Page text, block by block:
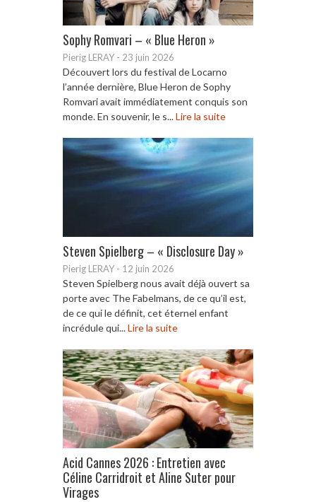
Sophy Romvari – « Blue Heron »
Pierig LERAY - 23 juin 2026
Découvert lors du festival de Locarno
l’année dernière, Blue Heron de Sophy
Romvari avait immédiatement conquis son
monde. En souvenir, le s...Lire la suite
Steven Spielberg – « Disclosure Day »
Pierig LERAY - 12 juin 2026
Steven Spielberg nous avait déjà ouvert sa
porte avec The Fabelmans, de ce qu’il est,
de ce qui le définit, cet éternel enfant
incrédule qui...Lire la suite
Acid Cannes 2026 : Entretien avec
Céline Carridroit et Aline Suter pour
Virages